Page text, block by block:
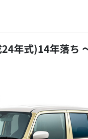
年式)14年落ち